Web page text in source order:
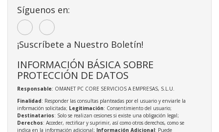
Síguenos en:
¡Suscríbete a Nuestro Boletín!
INFORMACIÓN BÁSICA SOBRE
PROTECCIÓN DE DATOS
Responsable: OMANET PC CORE SERVICIOS A EMPRESAS, S.L.U.
Finalidad: Responder las consultas planteadas por el usuario y enviarle la
información solicitada; Legitimación: Consentimiento del usuario;
Destinatarios: Solo se realizan cesiones si existe una obligación legal;
Derechos: Acceder, rectificar y suprimir, así como otros derechos, como se
indica en la información adicional; Información Adicional: Puede